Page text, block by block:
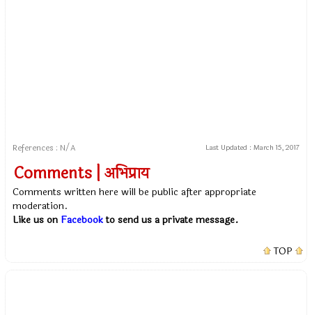
References : N/A Last Updated : March 15, 2017
Comments | अभिप्राय
Comments written here will be public after appropriate
moderation.
Like us on Facebookto send us a private message.
TOP